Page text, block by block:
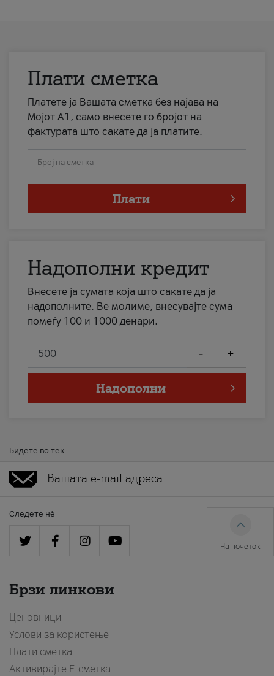
Плати сметка
Платете ја Вашата сметка без најава на
Мојот А1, само внесете го бројот на
фактурата што сакате да ја платите.
Број на сметка
Плати
Надополни кредит
Внесете ја сумата која што сакате да ја
надополните. Ве молиме, внесувајте сума
помеѓу 100 и 1000 денари.
- +
Надополни
Бидете во тек
Следете нè
На почеток
Брзи линкови
Ценовници
Услови за користење
Плати сметка
Активирајте Е-сметка